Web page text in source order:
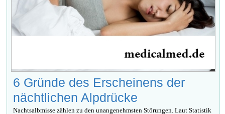
6 Gründe des Erscheinens der
nächtlichen Alpdrücke
Nachtsalbmisse zählen zu den unangenehmsten Störungen. Laut Statistik